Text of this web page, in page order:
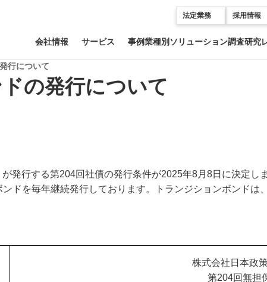
法定業務 採用情報
会社情報 サービス 事例業種別ソリューション調査研究
行について
の発行について
発行する第204回社債の発行条件が2025年8月8日に決定し
ドを毎年継続発行しております。トランジションボンドは
株式会社日本政
第204回無担